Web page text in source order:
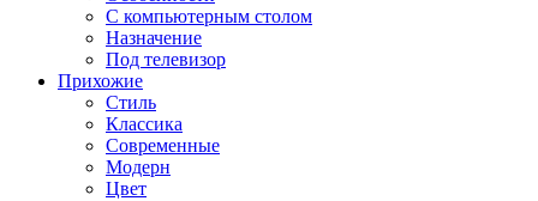
С компьютерным столом
Назначение
Под телевизор
Прихожие
Стиль
Классика
Современные
Модерн
Цвет